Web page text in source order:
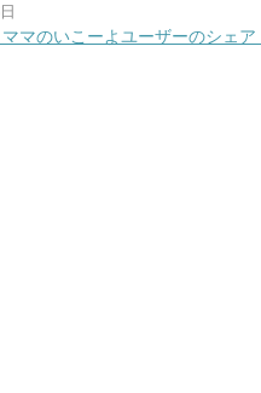
ママのいこーよユーザーのシェ